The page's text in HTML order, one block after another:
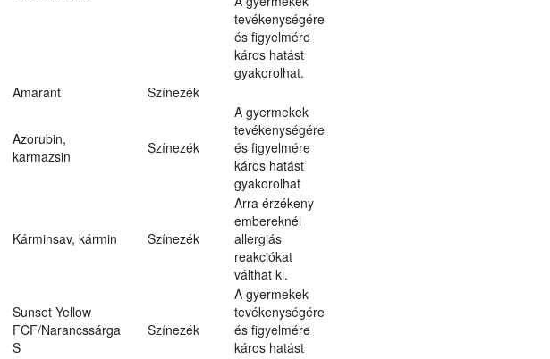
tevékenységére
és figyelmére
káros hatást
gyakorolhat.
Amarant Színezék
Azorubin,
karmazsin
Színezék
A gyermekek
tevékenységére
és figyelmére
káros hatást
gyakorolhat
Kárminsav, kármin Színezék
Arra érzékeny
embereknél
allergiás
reakciókat
válthat ki.
Sunset Yellow
FCF/Narancssárga
S
Színezék
A gyermekek
tevékenységére
és figyelmére
káros hatást